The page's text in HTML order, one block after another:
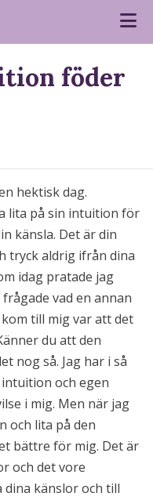
föder
hektisk dag.
lita på sin intuition för
känsla. Det är din
tryck aldrig ifrån dina
idag pratade jag
vad en annan
till mig var att det
du att den
nog så. Jag har i så
och egen
i mig. Men när jag
och lita på den
bättre för mig. Det är
och det vore
dina känslor och till